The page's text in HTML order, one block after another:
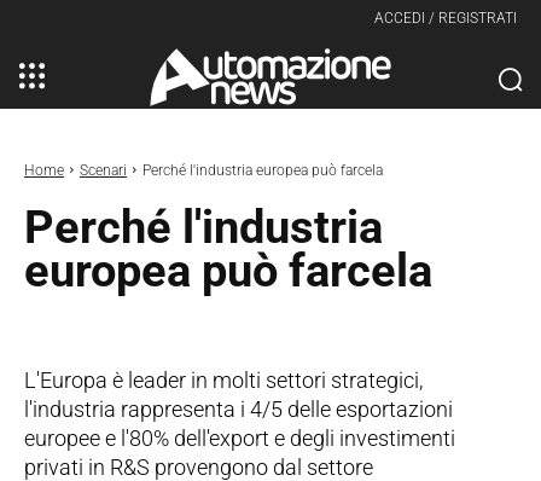
ACCEDI / REGISTRATI
Home Scenari Perché l'industria europea può farcela
Perché l'industria
europea può farcela
L'Europa è leader in molti settori strategici,
l'industria rappresenta i 4/5 delle esportazioni
europee e l'80% dell'export e degli investimenti
privati in R&S provengono dal settore